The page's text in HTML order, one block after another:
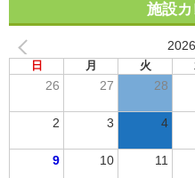
施設
日 月 火
26 27 28
2 3 4
9 10 11